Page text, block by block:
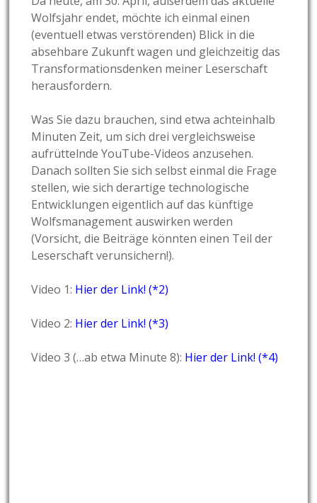
Wolfsjahr endet, möchte ich einmal einen
(eventuell etwas verstörenden) Blick in die
absehbare Zukunft wagen und gleichzeitig das
Transformationsdenken meiner Leserschaft
herausfordern.
Was Sie dazu brauchen, sind etwa achteinhalb
Minuten Zeit, um sich drei vergleichsweise
aufrüttelnde YouTube-Videos anzusehen.
Danach sollten Sie sich selbst einmal die Frage
stellen, wie sich derartige technologische
Entwicklungen eigentlich auf das künftige
Wolfsmanagement auswirken werden
(Vorsicht, die Beiträge könnten einen Teil der
Leserschaft verunsichern!).
Video 1: Hier der Link! (*2)
Video 2: Hier der Link! (*3)
Video 3 (…ab etwa Minute 8): Hier der Link! (*4)